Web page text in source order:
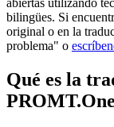
abiertas utilizando
bilingües. Si
original o en la
problema" o
Qué es la
PROMT.One